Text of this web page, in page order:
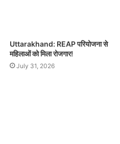
Uttarakhand: REAP परियोजना से
महिलाओं को मिला रोजगार!
July 31, 2026